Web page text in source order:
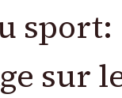
sport:
sur